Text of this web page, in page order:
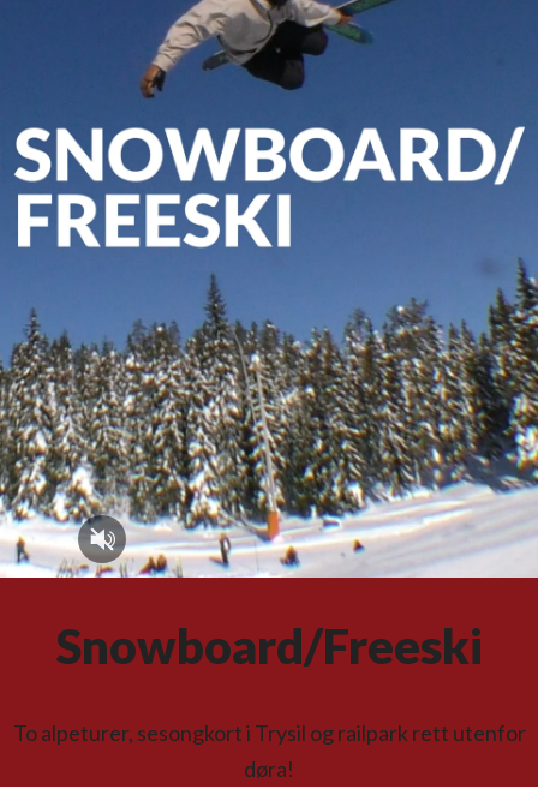
Snowboard/Freeski
To alpeturer, sesongkort i Trysil og railpark rett utenfor
døra!